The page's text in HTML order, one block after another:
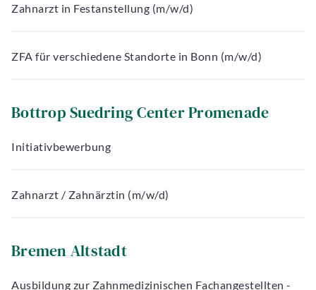
Zahnarzt in Festanstellung (m/w/d)
ZFA für verschiedene Standorte in Bonn (m/w/d)
Bottrop Suedring Center Promenade
Initiativbewerbung
Zahnarzt / Zahnärztin (m/w/d)
Bremen Altstadt
Ausbildung zur Zahnmedizinischen Fachangestellten -